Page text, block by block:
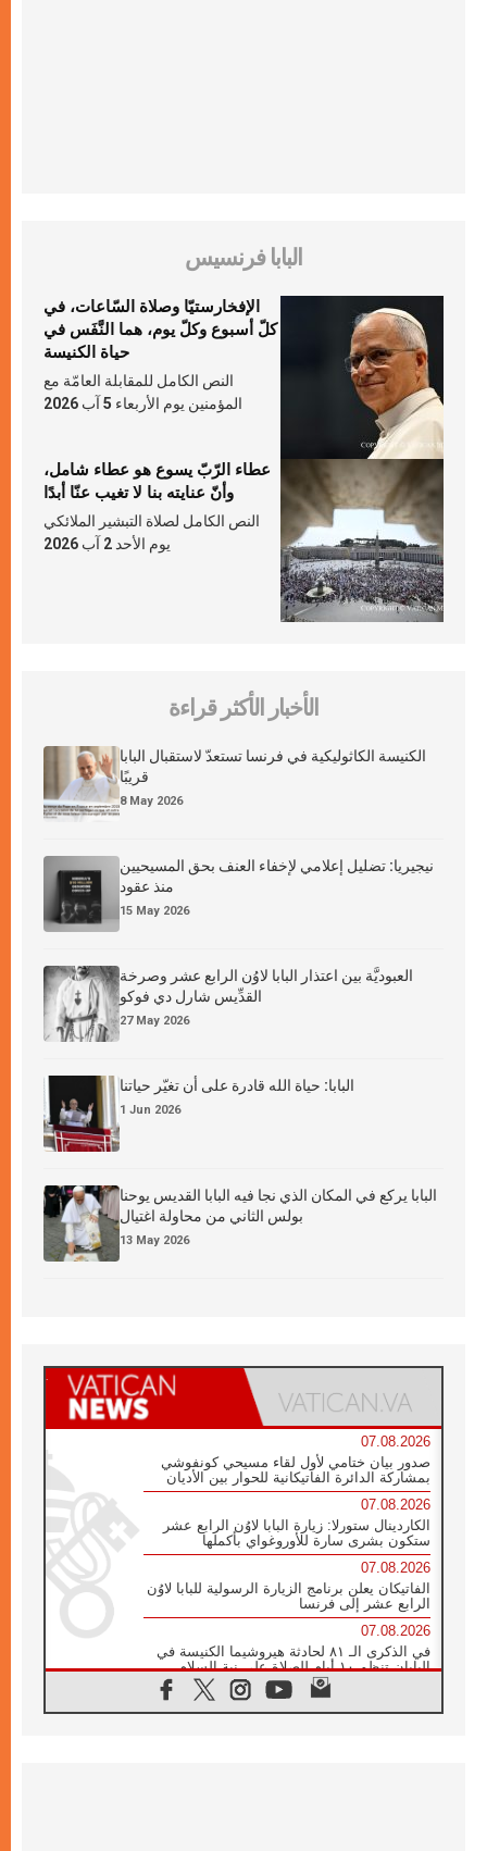
البابا فرنسيس
الإفخارستيّا وصلاة السّاعات، في
كلّ أسبوع وكلّ يوم، هما النَّفَس في
حياة الكنيسة
النص الكامل للمقابلة العامّة مع
المؤمنين يوم الأربعاء 5 آب 2026
عطاء الرّبّ يسوع هو عطاء شامل،
وأنّ عنايته بنا لا تغيب عنّا أبدًا
النص الكامل لصلاة التبشير الملائكي
يوم الأحد 2 آب 2026
الأخبار الأكثر قراءة
الكنيسة الكاثوليكية في فرنسا تستعدّ لاستقبال البابا
قريبًا
8 May 2026
نيجيريا: تضليل إعلامي لإخفاء العنف بحق المسيحيين
منذ عقود
15 May 2026
العبوديَّة بين اعتذار البابا لاوُن الرابع عشر وصرخة
القدِّيس شارل دي فوكو
27 May 2026
البابا: حياة الله قادرة على أن تغيّر حياتنا
1 Jun 2026
البابا يركع في المكان الذي نجا فيه البابا القديس يوحنا
بولس الثاني من محاولة اغتيال
13 May 2026
07.08.2026
صدور بيان ختامي لأول لقاء مسيحي كونفوشي
بمشاركة الدائرة الفاتيكانية للحوار بين الأديان
07.08.2026
الكاردينال ستورلا: زيارة البابا لاوُن الرابع عشر
ستكون بشرى سارة للأوروغواي بأكملها
07.08.2026
الفاتيكان يعلن برنامج الزيارة الرسولية للبابا لاوُن
الرابع عشر إلى فرنسا
07.08.2026
في الذكرى الـ ٨١ لحادثة هيروشيما الكنيسة في
اليابان تنظم ١٠ أيام للصلاة على نية السلام
الكنيسة في الأوروغواي: زيارة البابا ستعزز